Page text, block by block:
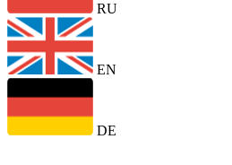
RU
EN
DE